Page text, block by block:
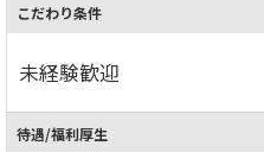
こだわり条件
未経験歓迎
待遇/福利厚生